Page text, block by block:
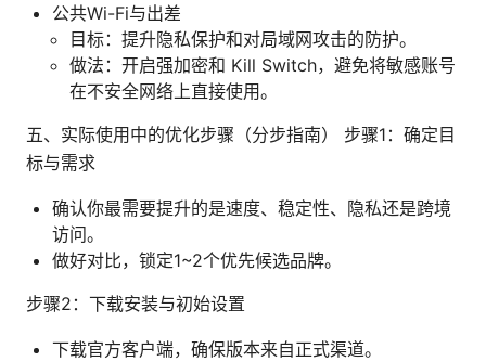
公共Wi-Fi与出差
目标：提升隐私保护和对局域网攻击的防护。
做法：开启强加密和 Kill Switch，避免将敏感账号
在不安全网络上直接使用。
五、实际使用中的优化步骤（分步指南） 步骤1：确定目
标与需求
确认你最需要提升的是速度、稳定性、隐私还是跨境
访问。
做好对比，锁定1~2个优先候选品牌。
步骤2：下载安装与初始设置
下载官方客户端，确保版本来自正式渠道。